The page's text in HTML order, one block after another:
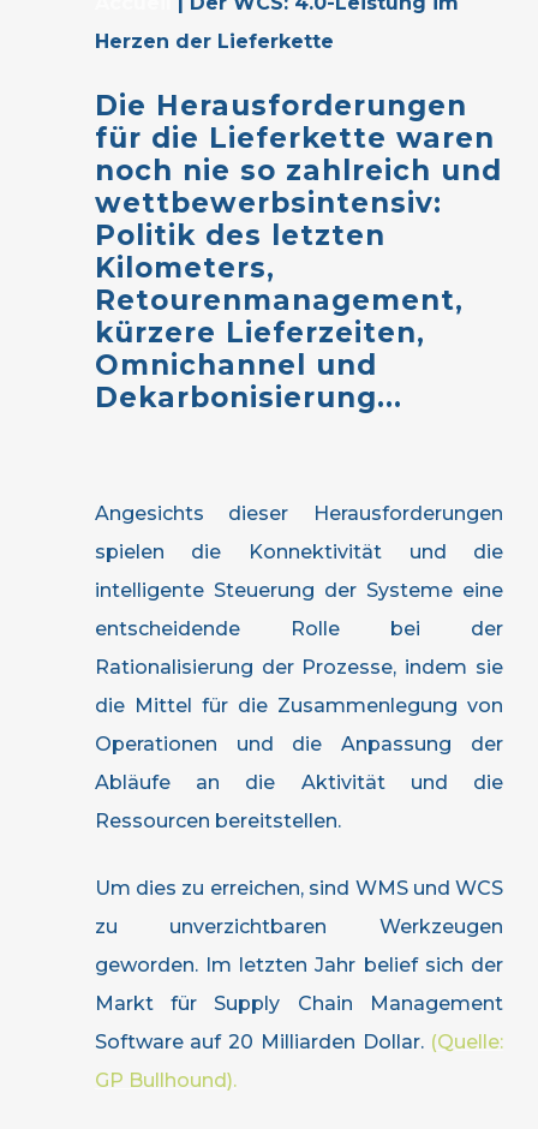
Herzen der Lieferkette
Die Herausforderungen
für die Lieferkette waren
noch nie so zahlreich und
wettbewerbsintensiv:
Politik des
letzten
Kilometers,
Retourenmanagement,
kürzere Lieferzeiten,
Omnichannel
und
Dekarbonisierung...
Angesichts dieser Herausforderungen
spielen die Konnektivität und die
intelligente Steuerung der Systeme eine
entscheidende Rolle bei der
Rationalisierung der Prozesse, indem sie
die Mittel für die Zusammenlegung von
Operationen und die Anpassung der
Abläufe an die Aktivität und die
Ressourcen bereitstellen.
Um dies zu erreichen, sind WMS und WCS
zu unverzichtbaren Werkzeugen
geworden. Im letzten Jahr belief sich der
Markt für Supply Chain Management
Software auf 20 Milliarden Dollar. (Quelle:
GP Bullhound).